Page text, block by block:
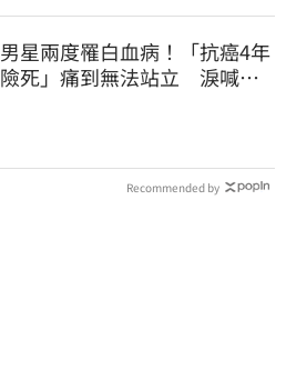
男星兩度罹白血病！「抗癌4年
險死」痛到無法站立 淚喊：
Recommended by